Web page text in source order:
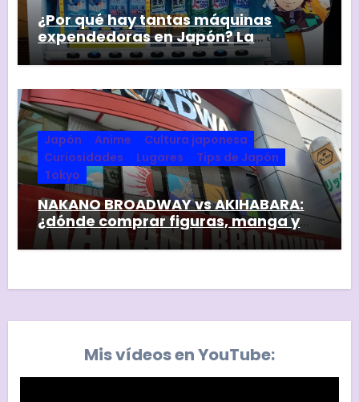
¿Por qué hay tantas máquinas
expendedoras en Japón? La
respuesta va mucho más allá de la
comodidad
Japón Anime
Cultura japonesa
Curiosidades
Lugares
Tips de Japón
Tokyo
NAKANO BROADWAY vs AKIHABARA:
¿dónde comprar figuras, manga y
coleccionables en Tokyo?
Mis vídeos en YouTube: